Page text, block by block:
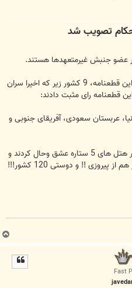
صرف نظر از رای مثبت روسیه و چین به این قطعنامه، 9 کشور زیر که اخیرا سران
قطعنامه رای مثبت دادند:
عربستان سعودی، آفریقای جنوبی و
امدند چلو کبابها را با پول ما خوردند و در هتل های 5 ستاره عشق وحال کردند و
به رشمان خندیدند و جالب این که هنوز هم از پیروزی !! و دوستی 120 کشور!!!
Fast